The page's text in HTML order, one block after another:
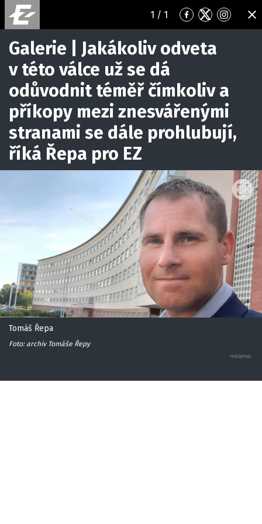
1 / 1
Přejít
na
Facebook
Přejít
na
Twitter
Přejít
na
Galerie | Jakákoliv odveta
v této válce už se dá
odůvodnit téměř čímkoliv a
příkopy mezi znesvářenými
stranami se dále prohlubují,
říká Řepa pro EZ
Tomáš Řepa
Foto: archiv Tomáše Řepy